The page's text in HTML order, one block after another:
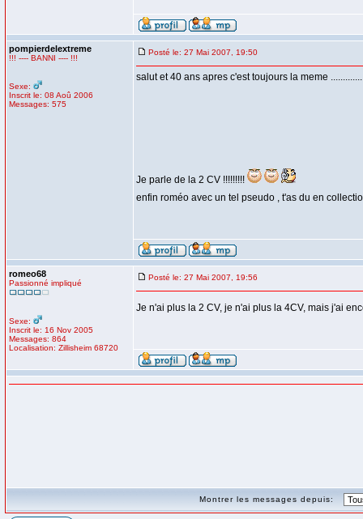
pompierdelextreme
!!! ---- BANNI ---- !!!
Sexe:
Inscrit le: 08 Aoû 2006
Messages: 575
Posté le: 27 Mai 2007, 19:50
salut et 40 ans apres c'est toujours la meme
Je parle de la 2 CV !!!!!!!!!
enfin roméo avec un tel pseudo , t'as du en
romeo68
Passionné impliqué
Sexe:
Inscrit le: 16 Nov 2005
Messages: 864
Localisation: Zillisheim 68720
Posté le: 27 Mai 2007, 19:56
Je n'ai plus la 2 CV, je n'ai plus la 4CV, mais j'ai
Montrer les messages depuis: